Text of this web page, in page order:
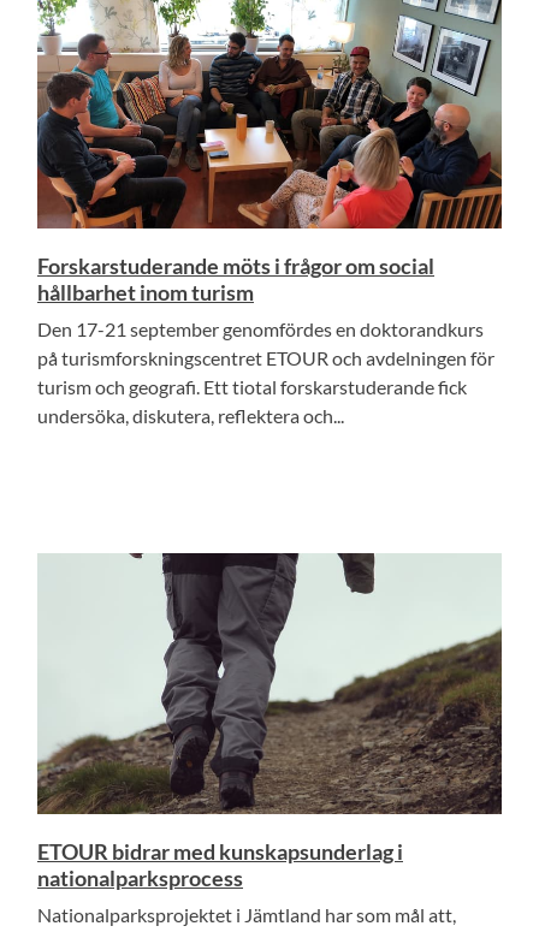
Forskarstuderande möts i frågor om social
hållbarhet inom turism
Den 17-21 september genomfördes en doktorandkurs
på turismforskningscentret ETOUR och avdelningen för
turism och geografi. Ett tiotal forskarstuderande fick
undersöka, diskutera, reflektera och...
ETOUR bidrar med kunskapsunderlag i
nationalparksprocess
Nationalparksprojektet i Jämtland har som mål att,